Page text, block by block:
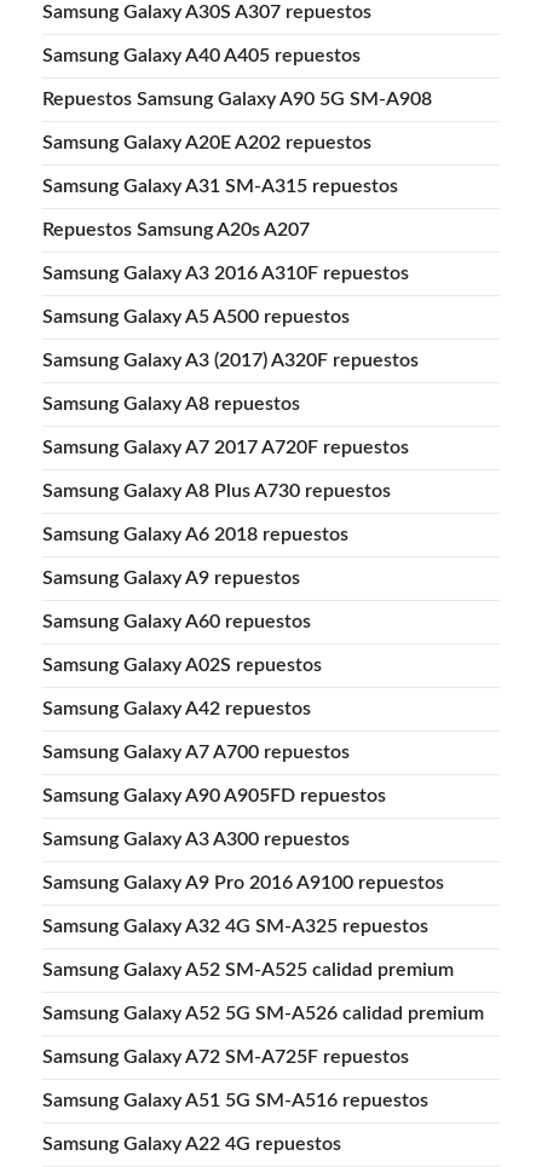
Samsung Galaxy A30S A307 repuestos
Samsung Galaxy A40 A405 repuestos
Repuestos Samsung Galaxy A90 5G SM-A908
Samsung Galaxy A20E A202 repuestos
Samsung Galaxy A31 SM-A315 repuestos
Repuestos Samsung A20s A207
Samsung Galaxy A3 2016 A310F repuestos
Samsung Galaxy A5 A500 repuestos
Samsung Galaxy A3 (2017) A320F repuestos
Samsung Galaxy A8 repuestos
Samsung Galaxy A7 2017 A720F repuestos
Samsung Galaxy A8 Plus A730 repuestos
Samsung Galaxy A6 2018 repuestos
Samsung Galaxy A9 repuestos
Samsung Galaxy A60 repuestos
Samsung Galaxy A02S repuestos
Samsung Galaxy A42 repuestos
Samsung Galaxy A7 A700 repuestos
Samsung Galaxy A90 A905FD repuestos
Samsung Galaxy A3 A300 repuestos
Samsung Galaxy A9 Pro 2016 A9100 repuestos
Samsung Galaxy A32 4G SM-A325 repuestos
Samsung Galaxy A52 SM-A525 calidad premium
Samsung Galaxy A52 5G SM-A526 calidad premium
Samsung Galaxy A72 SM-A725F repuestos
Samsung Galaxy A51 5G SM-A516 repuestos
Samsung Galaxy A22 4G repuestos